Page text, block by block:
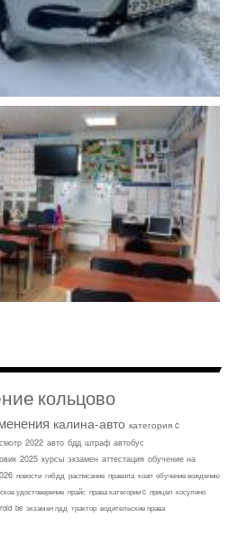
кольцово
калина-авто категория c
2022 авто бдд штраф автобус
2025 курсы экзамен аттестация обучение на
новости гибдд расписание правила коап обучение вождению
удостоверение прайс права категории c прицеп косулино
be экзамен пдд трактор водительские права